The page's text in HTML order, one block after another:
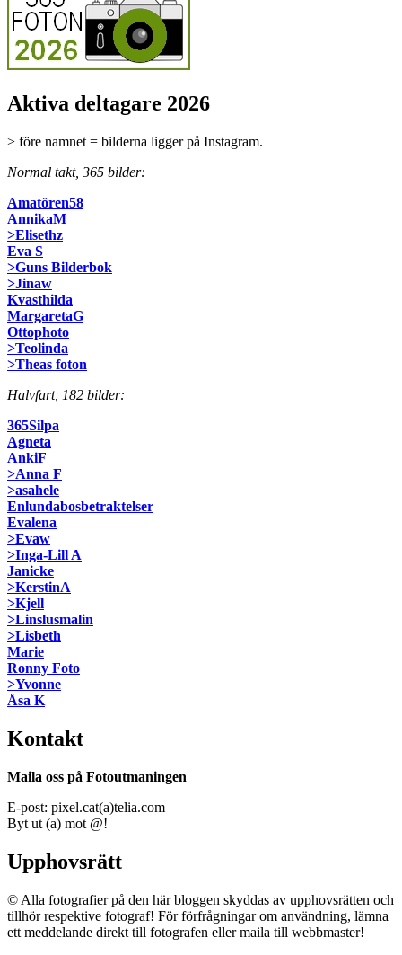
Aktiva deltagare 2026
> före namnet = bilderna ligger på Instagram.
Normal takt, 365 bilder:
Amatören58
AnnikaM
>Elisethz
Eva S
>Guns Bilderbok
>Jinaw
Kvasthilda
MargaretaG
Ottophoto
>Teolinda
>Theas foton
Halvfart, 182 bilder:
365Silpa
Agneta
AnkiF
>Anna F
>asahele
Enlundabosbetraktelser
Evalena
>Evaw
>Inga-Lill A
Janicke
>KerstinA
>Kjell
>Linslusmalin
>Lisbeth
Marie
Ronny Foto
>Yvonne
Åsa K
Kontakt
Maila oss på Fotoutmaningen
E-post: pixel.cat(a)telia.com
Byt ut (a) mot @!
Upphovsrätt
© Alla fotografier på den här bloggen skyddas av upphovsrätten och
tillhör respektive fotograf! För förfrågningar om användning, lämna
ett meddelande direkt till fotografen eller maila till webbmaster!